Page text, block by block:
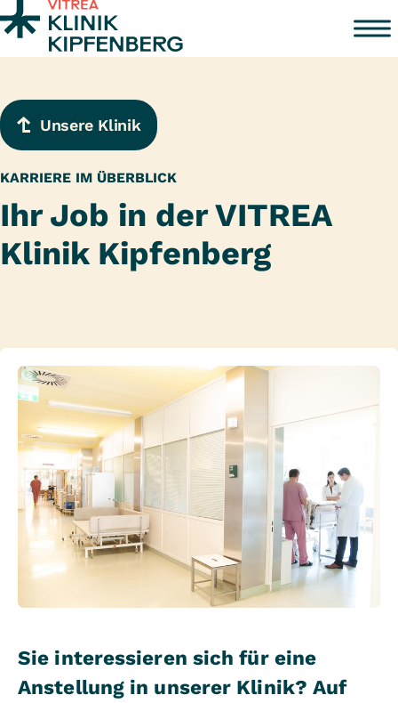
Zum Inhalt springen
Unsere Klinik
KARRIERE IM ÜBERBLICK
Ihr Job in der VITREA
Klinik Kipfenberg
Sie interessieren sich für eine
Anstellung in unserer Klinik? Auf